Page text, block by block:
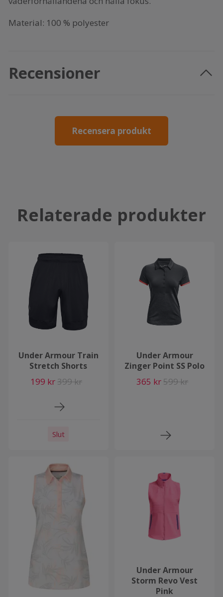
Material: 100 % polyester
Recensioner
Recensera produkt
Relaterade produkter
Under Armour Train
Stretch Shorts
199 kr399 kr
Slut
Under Armour
Zinger Point SS Polo
365 kr 599 kr
Under Armour
Storm Revo Vest
Pink